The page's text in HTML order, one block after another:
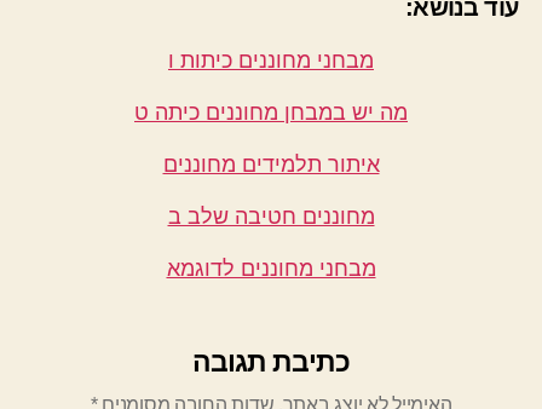
עוד בנושא:
מבחני מחוננים כיתות ו
מה יש במבחן מחוננים כיתה ט
איתור תלמידים מחוננים
מחוננים חטיבה שלב ב
מבחני מחוננים לדוגמא
כתיבת תגובה
האימייל לא יוצג באתר. שדות החובה מסומנים*